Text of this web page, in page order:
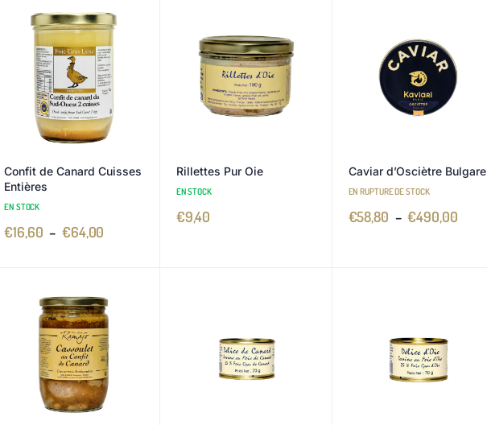
Confit de Canard Cuisses
Entières
EN STOCK
€16,60 – €64,00
Rillettes Pur Oie
EN STOCK
€9,40
Caviar d’Osciètre Bulgare
EN RUPTURE DE STOCK
€58,80 – €490,00